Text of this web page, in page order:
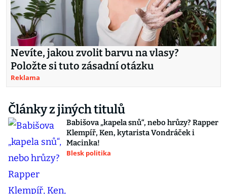
Nevíte, jakou zvolit barvu na vlasy?
Položte si tuto zásadní otázku
Reklama
Články z jiných titulů
Babišova „kapela snů“, nebo hrůzy? Rapper
Klempíř, Ken, kytarista Vondráček i
Macinka!
Blesk politika